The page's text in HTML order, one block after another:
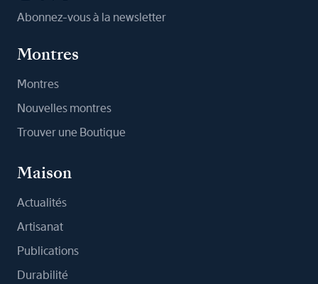
Abonnez-vous à la newsletter
Montres
Montres
Nouvelles montres
Trouver une Boutique
Maison
Actualités
Artisanat
Publications
Durabilité